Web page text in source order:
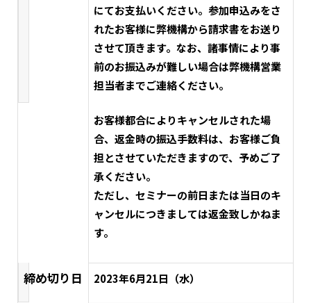
にてお支払いください。参加申込みをさ
れたお客様に弊機構から請求書をお送り
させて頂きます。なお、諸事情により事
前のお振込みが難しい場合は弊機構営業
担当者までご連絡ください。
お客様都合によりキャンセルされた場
合、返金時の振込手数料は、お客様ご負
担とさせていただきますので、予めご了
承ください。
ただし、セミナーの前日または当日のキ
ャンセルにつきましては返金致しかねま
す。
締め切り日 2023年6月21日（水）